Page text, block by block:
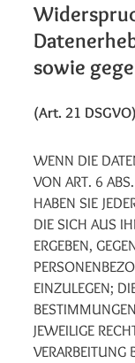
sowie
(Art. 21 DSGVO)
WENN DIE
VON ART. 6
HABEN SIE
DIE SICH AUS
ERGEBEN,
EINZULEGEN;
JEWEILIGE
VERARBEITUNG